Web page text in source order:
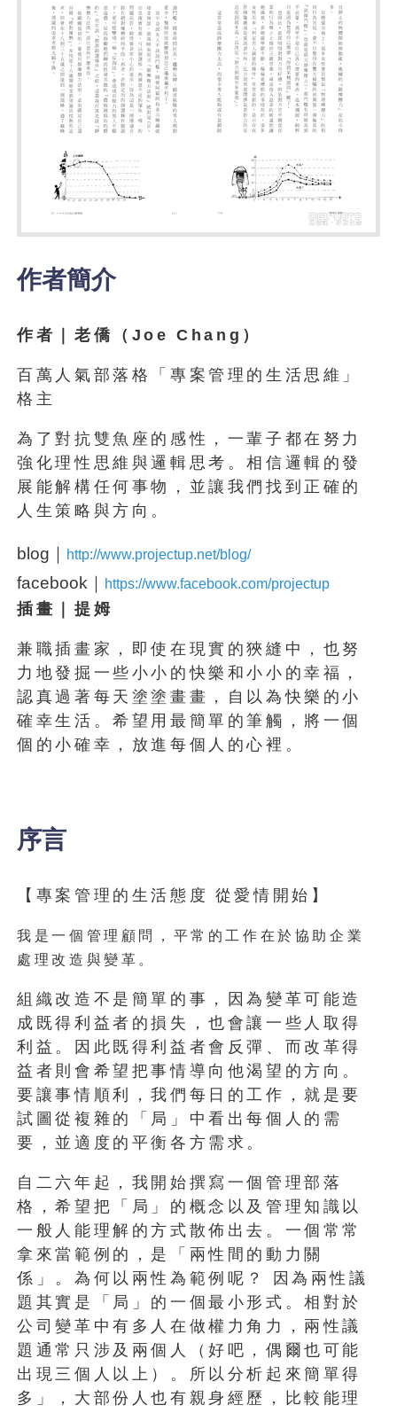
作者簡介
作者｜老僑（Joe Chang）
百萬人氣部落格「專案管理的生活思維」
格主
為了對抗雙魚座的感性，一輩子都在努力
強化理性思維與邏輯思考。相信邏輯的發
展能解構任何事物，並讓我們找到正確的
人生策略與方向。
blog｜ http://www.projectup.net/blog/
facebook｜ https://www.facebook.com/projectup
插畫｜提姆
兼職插畫家，即使在現實的狹縫中，也努
力地發掘一些小小的快樂和小小的幸福，
認真過著每天塗塗畫畫，自以為快樂的小
確幸生活。希望用最簡單的筆觸，將一個
個的小確幸，放進每個人的心裡。
序言
【專案管理的生活態度 從愛情開始】
我是一個管理顧問，平常的工作在於協助企業
處理改造與變革。
組織改造不是簡單的事，因為變革可能造
成既得利益者的損失，也會讓一些人取得
利益。因此既得利益者會反彈、而改革得
益者則會希望把事情導向他渴望的方向。
要讓事情順利，我們每日的工作，就是要
試圖從複雜的「局」中看出每個人的需
要，並適度的平衡各方需求。
自二六年起，我開始撰寫一個管理部落
格，希望把「局」的概念以及管理知識以
一般人能理解的方式散佈出去。一個常常
拿來當範例的，是「兩性間的動力關
係」。為何以兩性為範例呢？
因為兩性議
題其實是「局」的一個最小形式。相對於
公司變革中有多人在做權力角力，兩性議
題通常只涉及兩個人（好吧，偶爾也可能
出現三個人以上）。所以分析起來簡單得
多」，大部份人也有親身經歷，比較能理